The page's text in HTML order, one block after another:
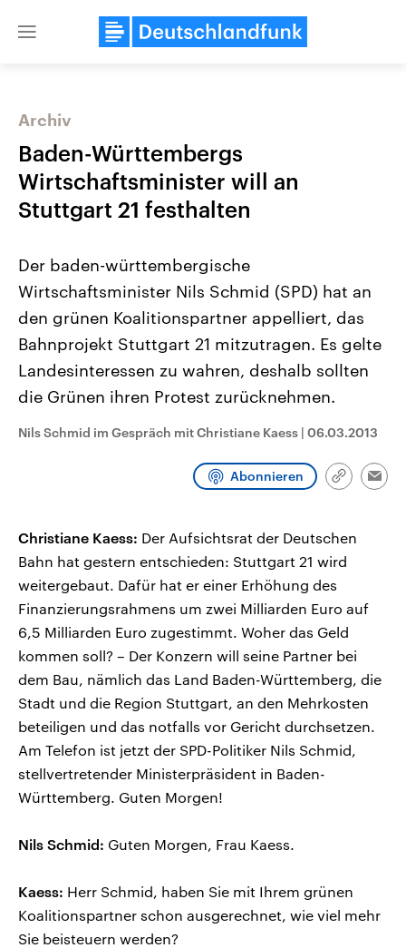
Close
Landtagswahl Sachsen-Anhalt
Alle Informationen
September 2026 einen neuen
Landtag. Seit 2021 wird das
Bundesland von einer Koalition aus
Umfragen, Prognosen,
und Hintergründe zu den Parteien
und Kandidaten der anstehenden
USA
Aktuelle Beiträge,
Hintergründe
gehören die Vereinigten
den mächtigsten Ländern
mit großem Einfluss auf
Archiv
Baden-Württembergs
Wirtschaftsminister will an
Stuttgart 21 festhalten
Der baden-württembergische
Wirtschaftsminister Nils Schmid (SPD) hat an
den grünen Koalitionspartner appelliert, das
Bahnprojekt Stuttgart 21 mitzutragen. Es gelte
Landesinteressen zu wahren, deshalb sollten
die Grünen ihren Protest zurücknehmen.
Nils Schmid im Gespräch mit Christiane Kaess | 06.03.2013
Abonnieren
Link
Christiane Kaess: Der Aufsichtsrat der Deutschen
Bahn hat gestern entschieden: Stuttgart 21 wird
weitergebaut. Dafür hat er einer Erhöhung des
Finanzierungsrahmens um zwei Milliarden Euro auf
6,5 Milliarden Euro zugestimmt. Woher das Geld
kommen soll? – Der Konzern will seine Partner bei
dem Bau, nämlich das Land Baden-Württemberg, die
Stadt und die Region Stuttgart, an den Mehrkosten
beteiligen und das notfalls vor Gericht durchsetzen.
Am Telefon ist jetzt der SPD-Politiker Nils Schmid,
stellvertretender Ministerpräsident in Baden-
Württemberg. Guten Morgen!
Nils Schmid: Guten Morgen, Frau Kaess.
Kaess: Herr Schmid, haben Sie mit Ihrem grünen
Koalitionspartner schon ausgerechnet, wie viel mehr
Sie beisteuern werden?